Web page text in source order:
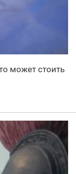
может стоить